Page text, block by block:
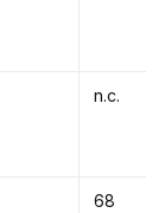
n.c.
68